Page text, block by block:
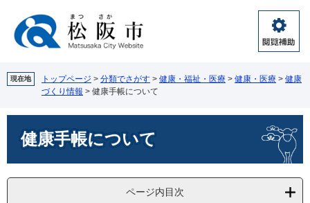
へ
閲
覧
助
現在地 トップページ > 分類でさがす > 健康・福祉・医療 > 健康・医療 > 健康
づくり情報 > 健康手帳について
健康手帳について
ページ内目次